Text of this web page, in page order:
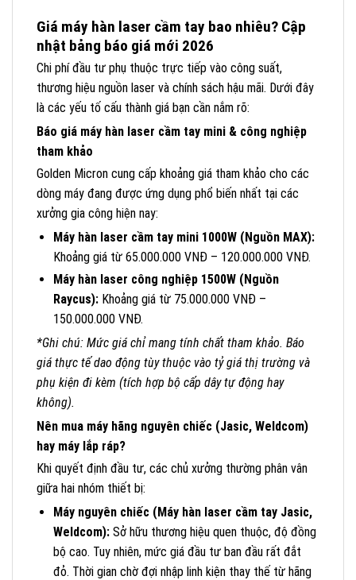
Giá máy hàn laser cầm tay bao nhiêu? Cập
nhật bảng báo giá mới 2026
Chi phí đầu tư phụ thuộc trực tiếp vào công suất,
thương hiệu nguồn laser và chính sách hậu mãi. Dưới đây
là các yếu tố cấu thành giá bạn cần nắm rõ:
Báo giá máy hàn laser cầm tay mini & công nghiệp
tham khảo
Golden Micron cung cấp khoảng giá tham khảo cho các
dòng máy đang được ứng dụng phổ biến nhất tại các
xưởng gia công hiện nay:
Máy hàn laser cầm tay mini 1000W (Nguồn MAX):
Khoảng giá từ 65.000.000 VNĐ – 120.000.000 VNĐ.
Máy hàn laser công nghiệp 1500W (Nguồn
Raycus):Khoảng giá từ 75.000.000 VNĐ –
150.000.000 VNĐ.
*Ghi chú: Mức giá chỉ mang tính chất tham khảo. Báo
giá thực tế dao động tùy thuộc vào tỷ giá thị trường và
phụ kiện đi kèm (tích hợp bộ cấp dây tự động hay
không).
Nên mua máy hãng nguyên chiếc (Jasic, Weldcom)
hay máy lắp ráp?
Khi quyết định đầu tư, các chủ xưởng thường phân vân
giữa hai nhóm thiết bị:
Máy nguyên chiếc (Máy hàn laser cầm tay Jasic,
Weldcom):Sở hữu thương hiệu quen thuộc, độ đồng
bộ cao. Tuy nhiên, mức giá đầu tư ban đầu rất đắt
đỏ. Thời gian chờ đợi nhập linh kiện thay thế từ hãng